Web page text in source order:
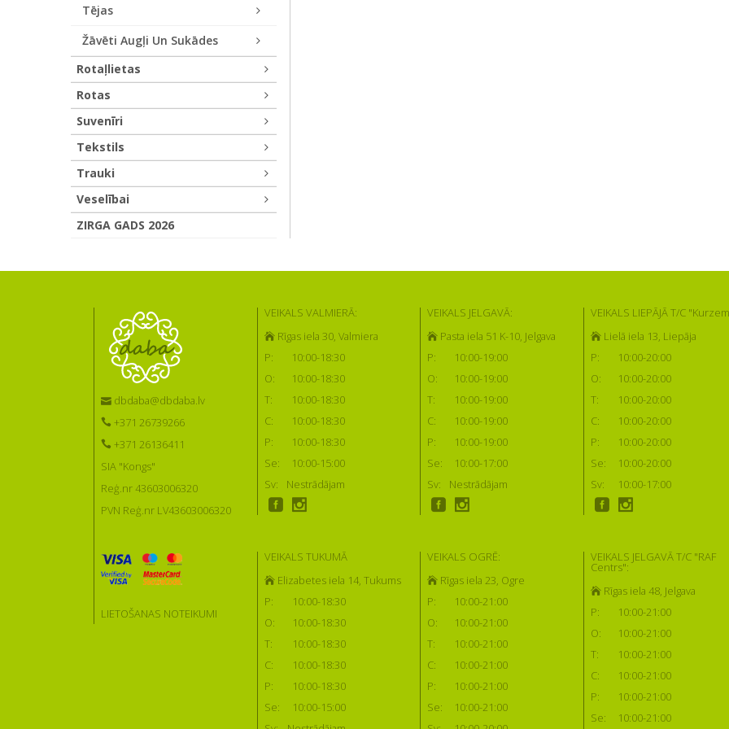
Tējas
Žāvēti Augļi Un Sukādes
Rotaļlietas
Rotas
Suvenīri
Tekstils
Trauki
Veselībai
ZIRGA GADS 2026
dbdaba@dbdaba.lv
+371 26739266
+371 26136411
SIA "Kongs"
Reģ.nr 43603006320
PVN Reģ.nr LV43603006320
LIETOŠANAS NOTEIKUMI
VEIKALS VALMIERĀ:
Rīgas iela 30, Valmiera
P:
10:00-18:30
O:
10:00-18:30
T:
10:00-18:30
C:
10:00-18:30
P:
10:00-18:30
Se:
10:00-15:00
Sv:
Nestrādājam
VEIKALS JELGAVĀ:
Pasta iela 51 K-10, Jelgava
P:
10:00-19:00
O:
10:00-19:00
T:
10:00-19:00
C:
10:00-19:00
P:
10:00-19:00
Se:
10:00-17:00
Sv:
Nestrādājam
VEIKALS LIEPĀJĀ T/C
Lielā iela 13, Liepāja
P:
10:00-20:00
O:
10:00-20:00
T:
10:00-20:00
C:
10:00-20:00
P:
10:00-20:00
Se:
10:00-20:00
Sv:
10:00-17:00
VEIKALS TUKUMĀ
Elizabetes iela 14, Tukums
P:
10:00-18:30
O:
10:00-18:30
T:
10:00-18:30
C:
10:00-18:30
P:
10:00-18:30
Se:
10:00-15:00
VEIKALS OGRĒ:
Rīgas iela 23, Ogre
P:
10:00-21:00
O:
10:00-21:00
T:
10:00-21:00
C:
10:00-21:00
P:
10:00-21:00
Se:
10:00-21:00
VEIKALS JELGAVĀ T/C "RAF
Centrs":
Rīgas iela 48, Jelgava
P:
10:00-21:00
O:
10:00-21:00
T:
10:00-21:00
C:
10:00-21:00
P:
10:00-21:00
Se:
10:00-21:00